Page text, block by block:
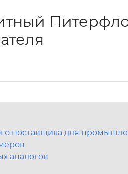
поставщика для
аналогов